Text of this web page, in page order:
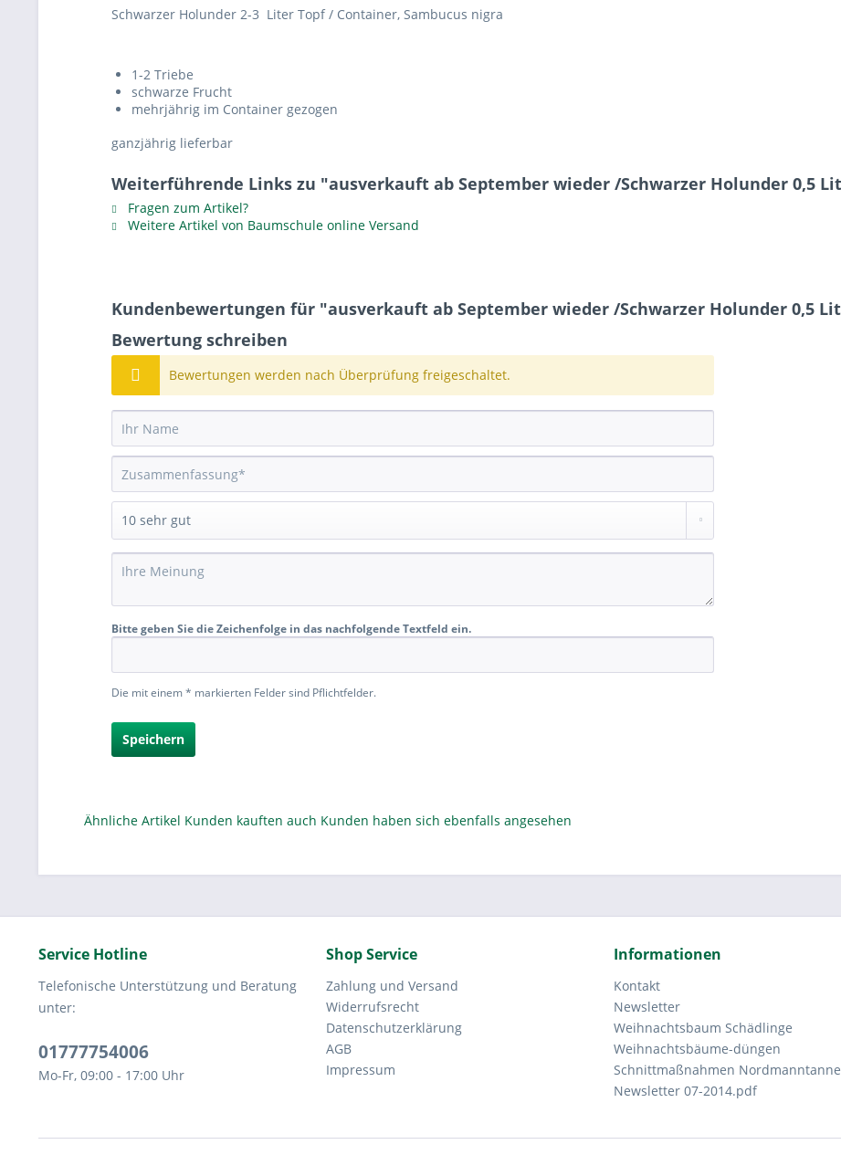
Schwarzer Holunder 2-3 Liter Topf / Container, Sambucus nigra
1-2 Triebe
schwarze Frucht
mehrjährig im Container gezogen
ganzjährig lieferbar
Weiterführende Links zu "ausverkauft ab September wieder /Schwarzer Holunder 0,5
Fragen zum Artikel?
Weitere Artikel von Baumschule online Versand
Kundenbewertungen für "ausverkauft ab September wieder /Schwarzer Holunder 0,5
Bewertung schreiben
Bewertungen werden nach Überprüfung freigeschaltet.
Bitte geben Sie die Zeichenfolge in das nachfolgende Textfeld ein.
Die mit einem * markierten Felder sind Pflichtfelder.
Speichern
Ähnliche Artikel Kunden kauften auch Kunden haben sich ebenfalls angesehen
Service Hotline
Telefonische Unterstützung und Beratung
unter:
01777754006
Mo-Fr, 09:00 - 17:00 Uhr
Shop Service
Zahlung und Versand
Widerrufsrecht
Datenschutzerklärung
AGB
Impressum
Informationen
Kontakt
Newsletter
Weihnachtsbaum Schädlinge
Weihnachtsbäume-düngen
Schnittmaßnahmen
Newsletter 07-2014.pdf